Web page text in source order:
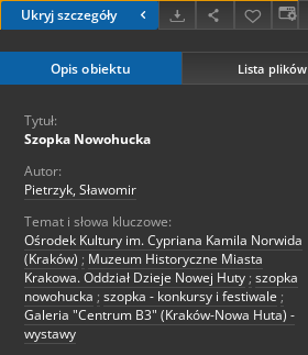
Ukryj szczegóły
Opis obiektu Lista plików
Tytuł:
Szopka Nowohucka
Autor:
Pietrzyk, Sławomir
Temat i słowa kluczowe:
Ośrodek Kultury im. Cypriana Kamila Norwida
(Kraków) ; Muzeum Historyczne Miasta
Krakowa. Oddział Dzieje Nowej Huty ; szopka
nowohucka ; szopka - konkursy i festiwale ;
Galeria "Centrum B3" (Kraków-Nowa Huta) -
wystawy